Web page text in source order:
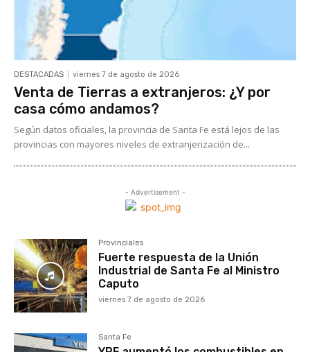
DESTACADAS viernes 7 de agosto de 2026
Venta de Tierras a extranjeros: ¿Y por
casa cómo andamos?
Según datos oficiales, la provincia de Santa Fe está lejos de las
provincias con mayores niveles de extranjerización de...
- Advertisement -
Provinciales
Fuerte respuesta de la Unión
Industrial de Santa Fe al Ministro
Caputo
viernes 7 de agosto de 2026
Santa Fe